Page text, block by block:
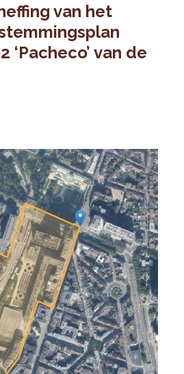
van het
‘Pacheco’ van de